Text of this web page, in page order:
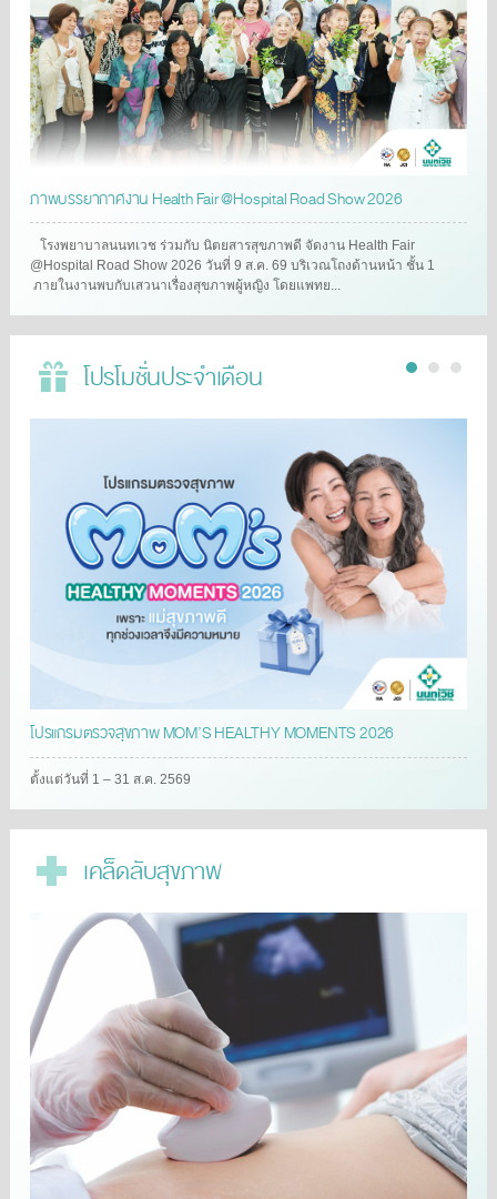
ภาพบรรยากาศงาน Health Fair @Hospital Road Show 2026
โรงพยาบาลนนทเวช ร่วมกับ นิตยสารสุขภาพดี จัดงาน Health Fair
@Hospital Road Show 2026 วันที่ 9 ส.ค. 69 บริเวณโถงด้านหน้า ชั้น 1
ภายในงานพบกับเสวนาเรื่องสุขภาพผู้หญิง โดยแพทย...
โปรโมชั่นประจำเดือน
โปรแกรมตรวจสุขภาพ MOM’S HEALTHY MOMENTS 2026
ตั้งแต่วันที่ 1 – 31 ส.ค. 2569
เคล็ดลับสุขภาพ